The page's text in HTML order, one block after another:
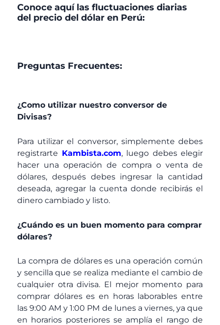
Conoce aquí las fluctuaciones diarias
del precio del dólar en Perú:
Preguntas Frecuentes:
¿Como utilizar nuestro conversor de
Divisas?
Para utilizar el conversor, simplemente debes
registrarte Kambista.com, luego debes elegir
hacer una operación de compra o venta de
dólares, después debes ingresar la cantidad
deseada, agregar la cuenta donde recibirás el
dinero cambiado y listo.
¿Cuándo es un buen momento para comprar
dólares?
La compra de dólares es una operación común
y sencilla que se realiza mediante el cambio de
cualquier otra divisa. El mejor momento para
comprar dólares es en horas laborables entre
las 9:00 AM y 1:00 PM de lunes a viernes, ya que
en horarios posteriores se amplía el rango de